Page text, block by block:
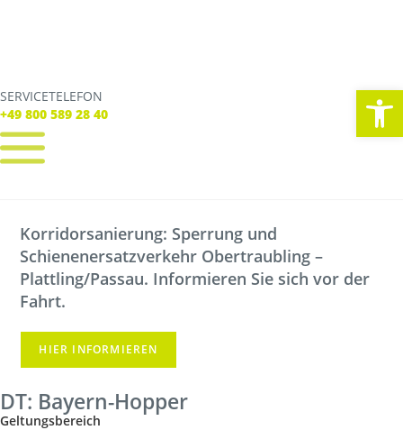
SERVICETELEFON
+49 800 589 28 40
SERVICE TELEFON
+49 800 589 28 40
Verbindungen
Tickets
Freizeit
Service
Unternehmen
Korridorsanierung: Sperrung und
Schienenersatzverkehr Obertraubling –
Plattling/Passau. Informieren Sie sich vor der
Fahrt.
HIER INFORMIEREN
DT: Bayern-Hopper
Geltungsbereich